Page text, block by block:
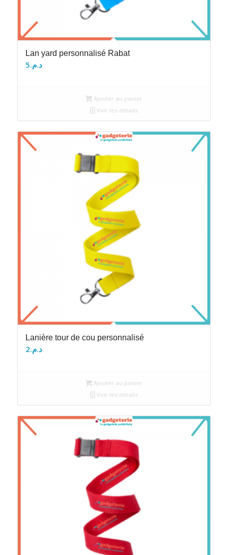
Lan yard personnalisé Rabat
د.م.5
Ajouter au panier
Voir les détails
Lanière tour de cou personnalisé
د.م.2
Ajouter au panier
Voir les détails